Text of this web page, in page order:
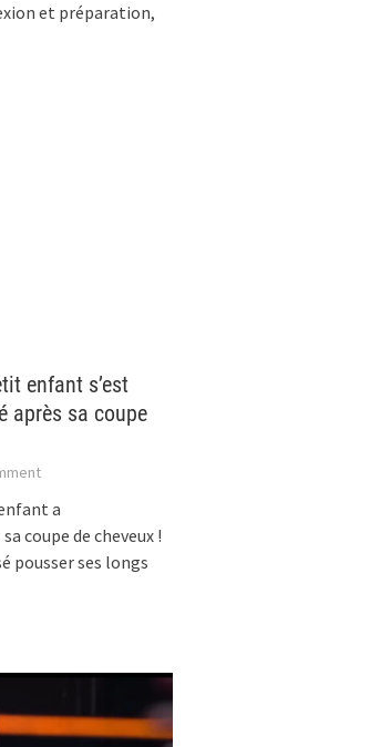
et préparation,
enfant s’est
après sa coupe
a
coupe de cheveux !
pousser ses longs